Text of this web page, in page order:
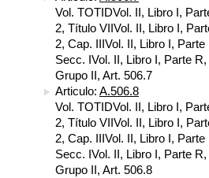
Vol. TOTIDVol. II, Libro I,
2, Título VIIVol. II, Libro I,
2, Cap. IIIVol. II, Libro I,
Secc. IVol. II, Libro I, Parte
Grupo II, Art. 506.7
Articulo: A.506.8
Vol. TOTIDVol. II, Libro I,
2, Título VIIVol. II, Libro I,
2, Cap. IIIVol. II, Libro I,
Secc. IVol. II, Libro I, Parte
Grupo II, Art. 506.8